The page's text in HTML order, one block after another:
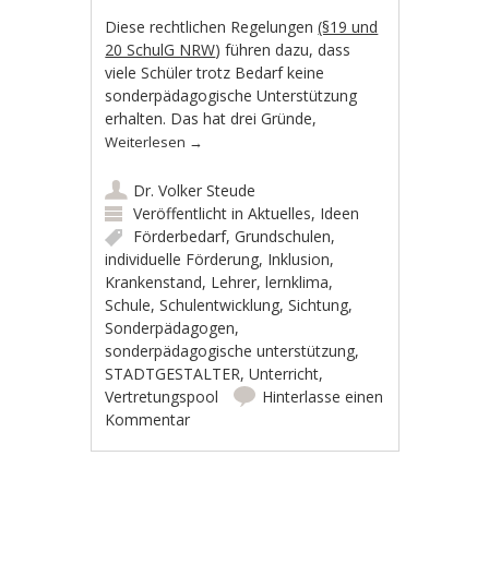
Diese rechtlichen Regelungen(§19 und
20 SchulG NRW) führen dazu, dass
viele Schüler trotz Bedarf keine
sonderpädagogische Unterstützung
erhalten. Das hat drei Gründe,
Weiterlesen →
Dr. Volker Steude
Veröffentlicht inAktuelles, Ideen
Förderbedarf,Grundschulen,
individuelle Förderung, Inklusion,
Krankenstand, Lehrer,lernklima,
Schule,Schulentwicklung,Sichtung,
Sonderpädagogen,
sonderpädagogische unterstützung,
STADTGESTALTER,Unterricht,
Vertretungspool
Hinterlasse einen
Kommentar